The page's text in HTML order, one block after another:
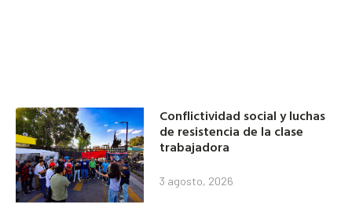
Conflictividad social y luchas
de resistencia de la clase
trabajadora
3 agosto, 2026